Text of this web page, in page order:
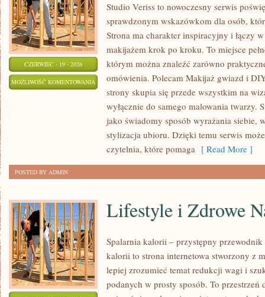
CZERWIEC - 19 - 2026
MOŻLIWOŚĆ KOMENTOWANIA PROFESJONALNE
TRIKI
WIZAŻYSTÓW
Studio Veriss to nowoczesny serwis
sprawdzonym wskazówkom dla osób,
Strona ma charakter inspiracyjny i łączy
makijażem krok po kroku. To miejsce
którym można znaleźć zarówno
omówienia. Polecam Makijaż gwiazd i
strony skupia się przede wszystkim na
wyłącznie do samego malowania twarzy.
jako świadomy sposób wyrażania siebie,
stylizacja ubioru. Dzięki temu serwis
czytelnia, które pomaga [ Read More ]
POSTED BY ADMIN
Lifestyle i Zdrowe
Spalarnia kalorii – przystępny
kalorii to strona internetowa stworzony z
lepiej zrozumieć temat redukcji wagi i
podanych w prosty sposób. To